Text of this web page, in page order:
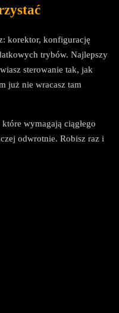
korektor, konfigurację
trybów. Najlepszy
sterowanie tak, jak
już nie wracasz tam
wymagają ciągłego
odwrotnie. Robisz raz i